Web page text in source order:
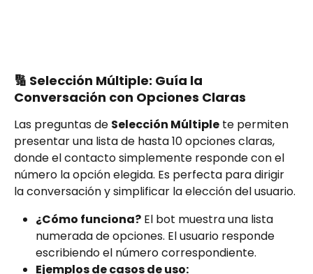
🔢 Selección Múltiple: Guía la
Conversación con Opciones Claras
Las preguntas de Selección Múltiple te permiten
presentar una lista de hasta 10 opciones claras,
donde el contacto simplemente responde con el
número la opción elegida. Es perfecta para dirigir
la conversación y simplificar la elección del usuario.
¿Cómo funciona? El bot muestra una lista
numerada de opciones. El usuario responde
escribiendo el número correspondiente.
Ejemplos de casos de uso: